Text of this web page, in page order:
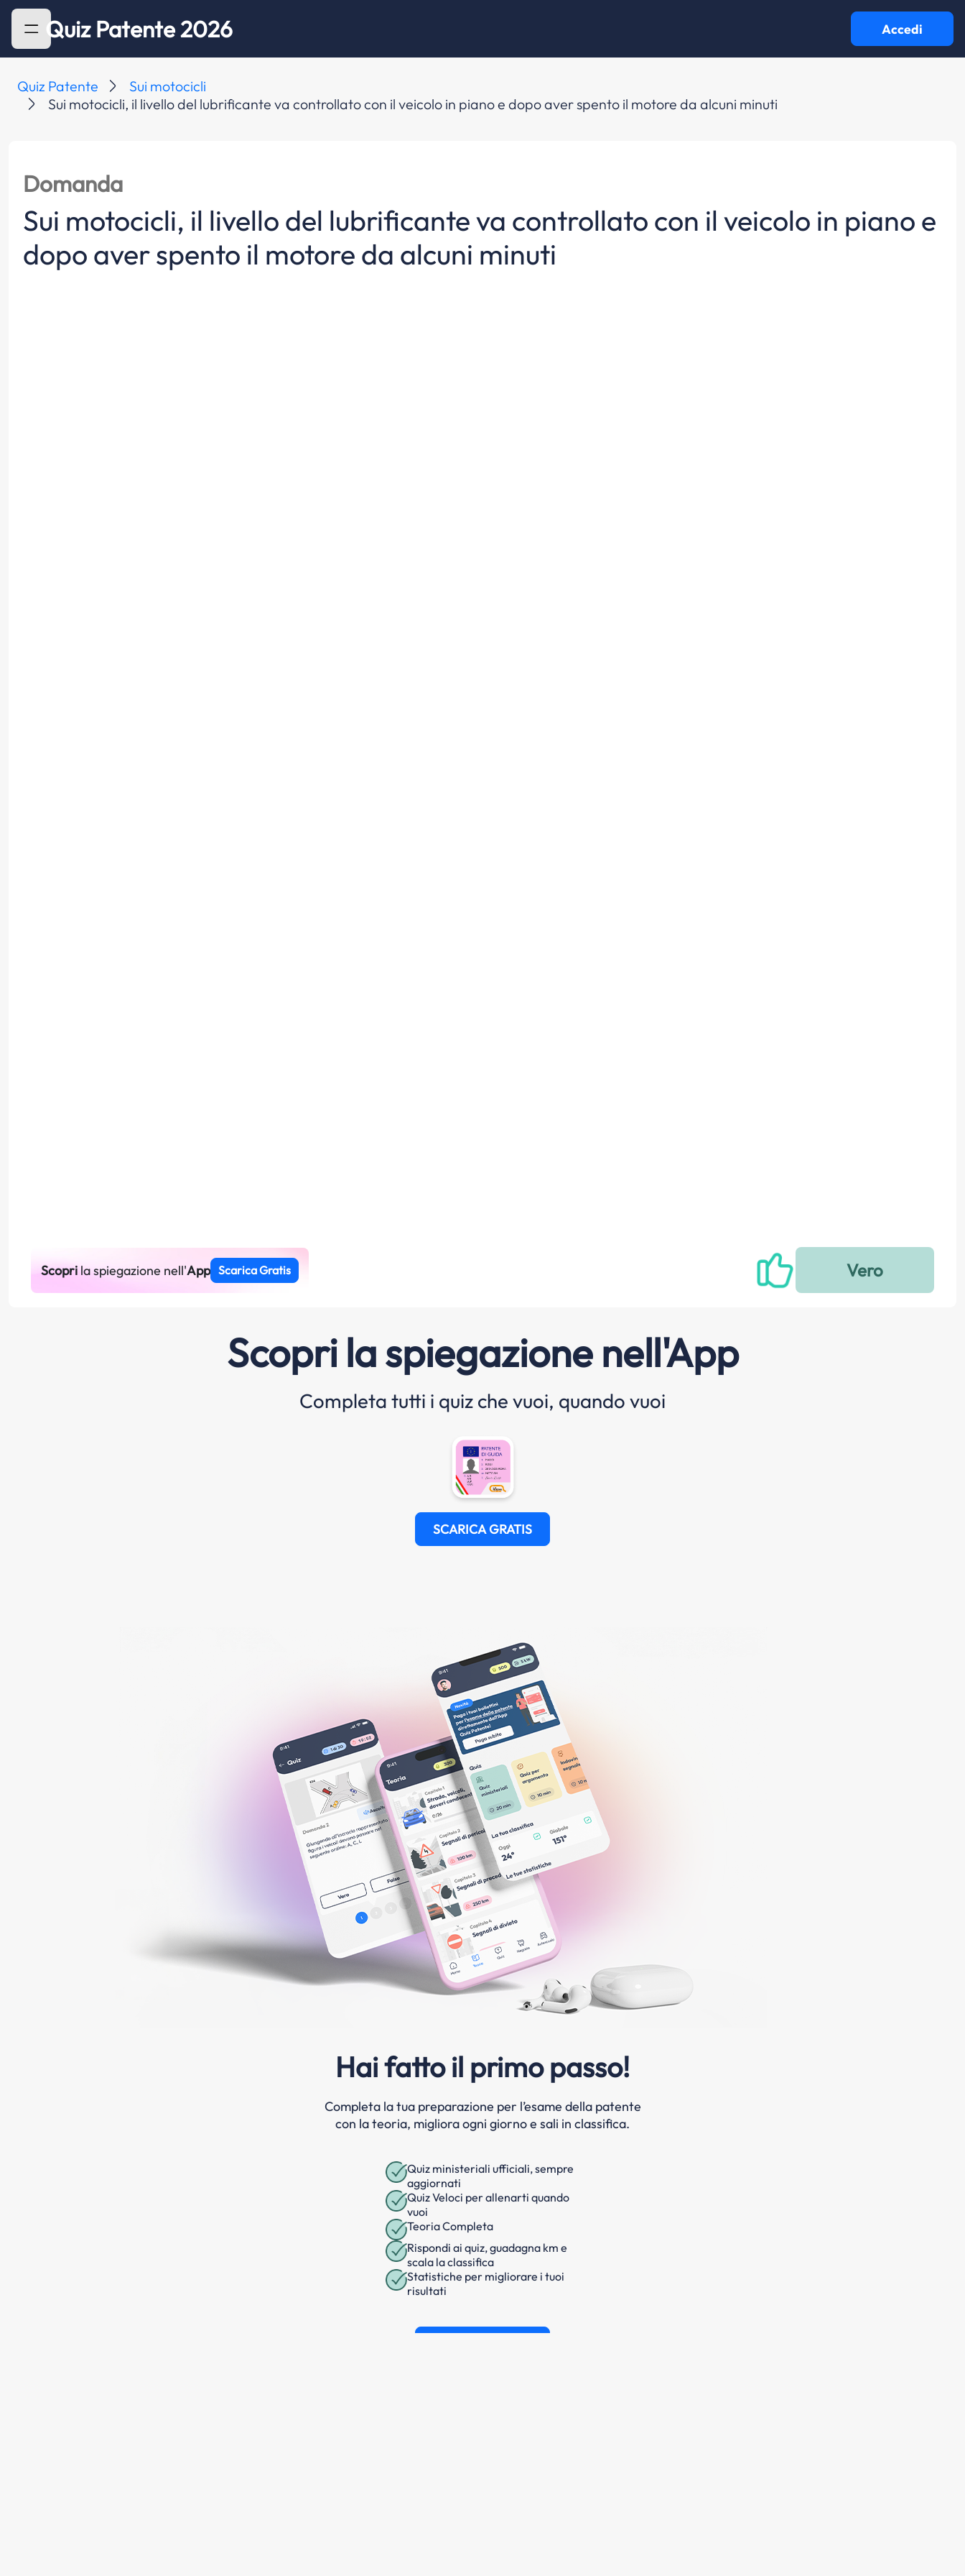
Quiz Patente 2026 Accedi
Quiz Patente
Sui motocicli
Sui motocicli, il livello del lubrificante va controllato con il veicolo in piano e dopo aver spento il motore da alcuni minuti
Domanda
Sui motocicli, il livello del lubrificante va controllato con il veicolo in piano e
dopo aver spento il motore da alcuni minuti
Scoprila spiegazione nell'App Scarica Gratis
Scopri la spiegazione nell'App
Completa tutti i quiz che vuoi, quando vuoi
SCARICA GRATIS
Hai fatto il primo passo!
Completa la tua preparazione per l’esame della patente
con la teoria, migliora ogni giorno e sali in classifica.
Quiz ministeriali ufficiali, sempre
aggiornati
Quiz Veloci per allenarti quando
vuoi
Teoria Completa
Rispondi ai quiz, guadagna km e
scala la classifica
Statistiche per migliorare i tuoi
risultati